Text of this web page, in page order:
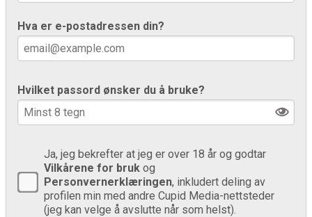
Hva er e-postadressen din?
Hvilket passord ønsker du å bruke?
Ja, jeg bekrefter at jeg er over 18 år og godtar
Vilkårene for bruk og
Personvernerklæringen, inkludert deling av
profilen min med andre Cupid Media-nettsteder
(jeg kan velge å avslutte når som helst).